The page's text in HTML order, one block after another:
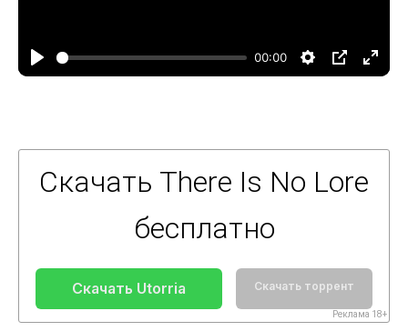
00:00
Скачать There Is No Lore
бесплатно
Скачать Utorria Скачать торрент
Реклама 18+